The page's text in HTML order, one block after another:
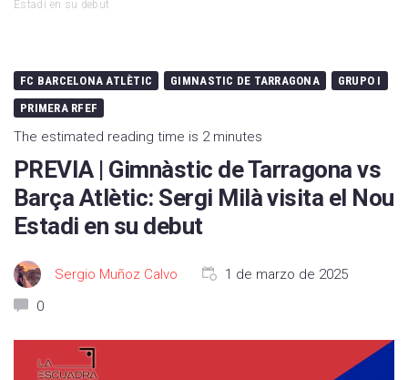
Estadi en su debut
FC BARCELONA ATLÈTIC GIMNASTIC DE TARRAGONA
GRUPO I
PRIMERA RFEF
The estimated reading time is 2 minutes
PREVIA | Gimnàstic de Tarragona vs
Barça Atlètic: Sergi Milà visita el Nou
Estadi en su debut
Sergio Muñoz Calvo
1 de marzo de 2025
0